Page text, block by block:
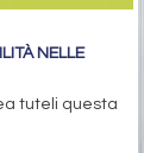
NELLE
tuteli questa